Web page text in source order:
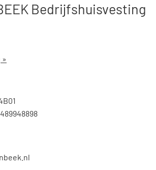
Bedrijfshuisvesting
»